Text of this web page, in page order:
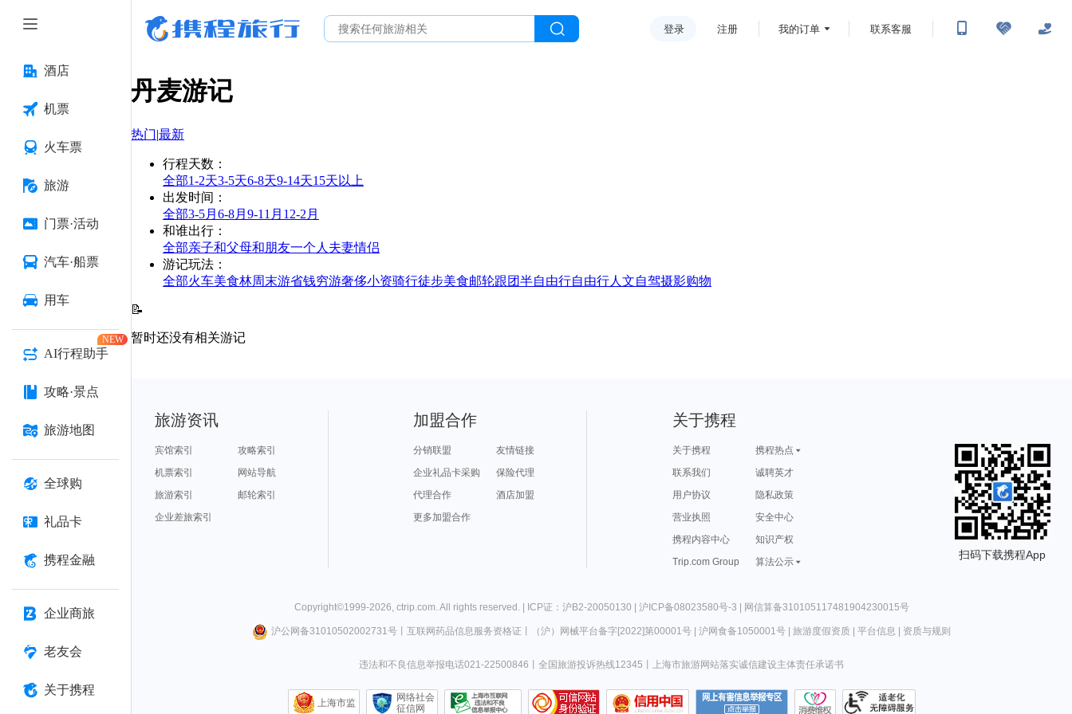
酒店
机票
火车票
旅游
门票·活动
汽车·船票
用车
AI行程助手
NEW
攻略·景点
旅游地图
全球购
礼品卡
携程金融
企业商旅
老友会
关于携程
登录 注册 我的订单 联系客服
丹麦游记
热门|最新
行程天数 ：
全部1-2天3-5天6-8天9-14天15天以上
出发时间 ：
全部3-5月 6-8月 9-11月 12-2月
和谁出行 ：
全部亲子和父母和朋友一个人 夫妻情侣
游记玩法 ：
全部火车美食林周末游省钱穷游奢侈小资骑行徒步美食邮轮跟团半自由行自由行人文自驾摄影购物
📝
暂时还没有相关游记
旅游资讯
宾馆索引
攻略索引
机票索引
网站导航
旅游索引
邮轮索引
企业差旅索引
加盟合作
分销联盟
友情链接
企业礼品卡采购
保险代理
代理合作
酒店加盟
更多加盟合作
关于携程
关于携程
携程热点
联系我们
诚聘英才
用户协议
隐私政策
营业执照
安全中心
携程内容中心
知识产权
Trip.com Group
算法公示
扫码下载携程App
Copyright©1999-2026, ctrip.com. All rights reserved. | ICP证：沪B2-20050130 | 沪ICP备08023580号-3 | 网信算备310105117481904230015号
沪公网备31010502002731号丨 互联网药品信息服务资格证 （沪）网械平台备字[2022]第00001号| 沪网食备1050001号| 旅游度假资质| 平台信息 资质与规则
违法和不良信息举报电话021-22500846 全国旅游投诉热线12345 上海市旅游网站落实诚信建设主体责任承诺书
上海市监
网络社会
征信网